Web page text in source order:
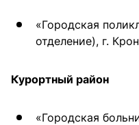
«Городская
отделение), г.
Курортный район
«Городская